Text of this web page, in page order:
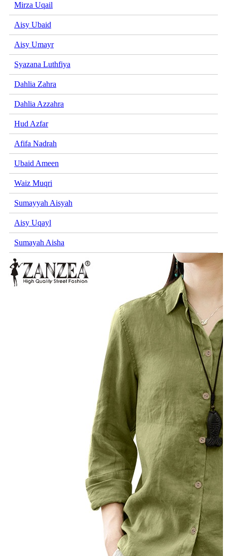
Mirza Uqail
Aisy Ubaid
Aisy Umayr
Syazana Luthfiya
Dahlia Zahra
Dahlia Azzahra
Hud Azfar
Afifa Nadrah
Ubaid Ameen
Waiz Muqri
Sumayyah Aisyah
Aisy Uqayl
Sumayah Aisha